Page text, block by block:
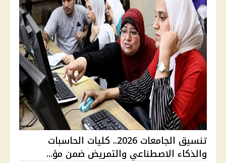
تنسيق الجامعات 2026.. كليات الحاسبات
والذكاء الاصطناعي والتمريض ضمن مؤ...